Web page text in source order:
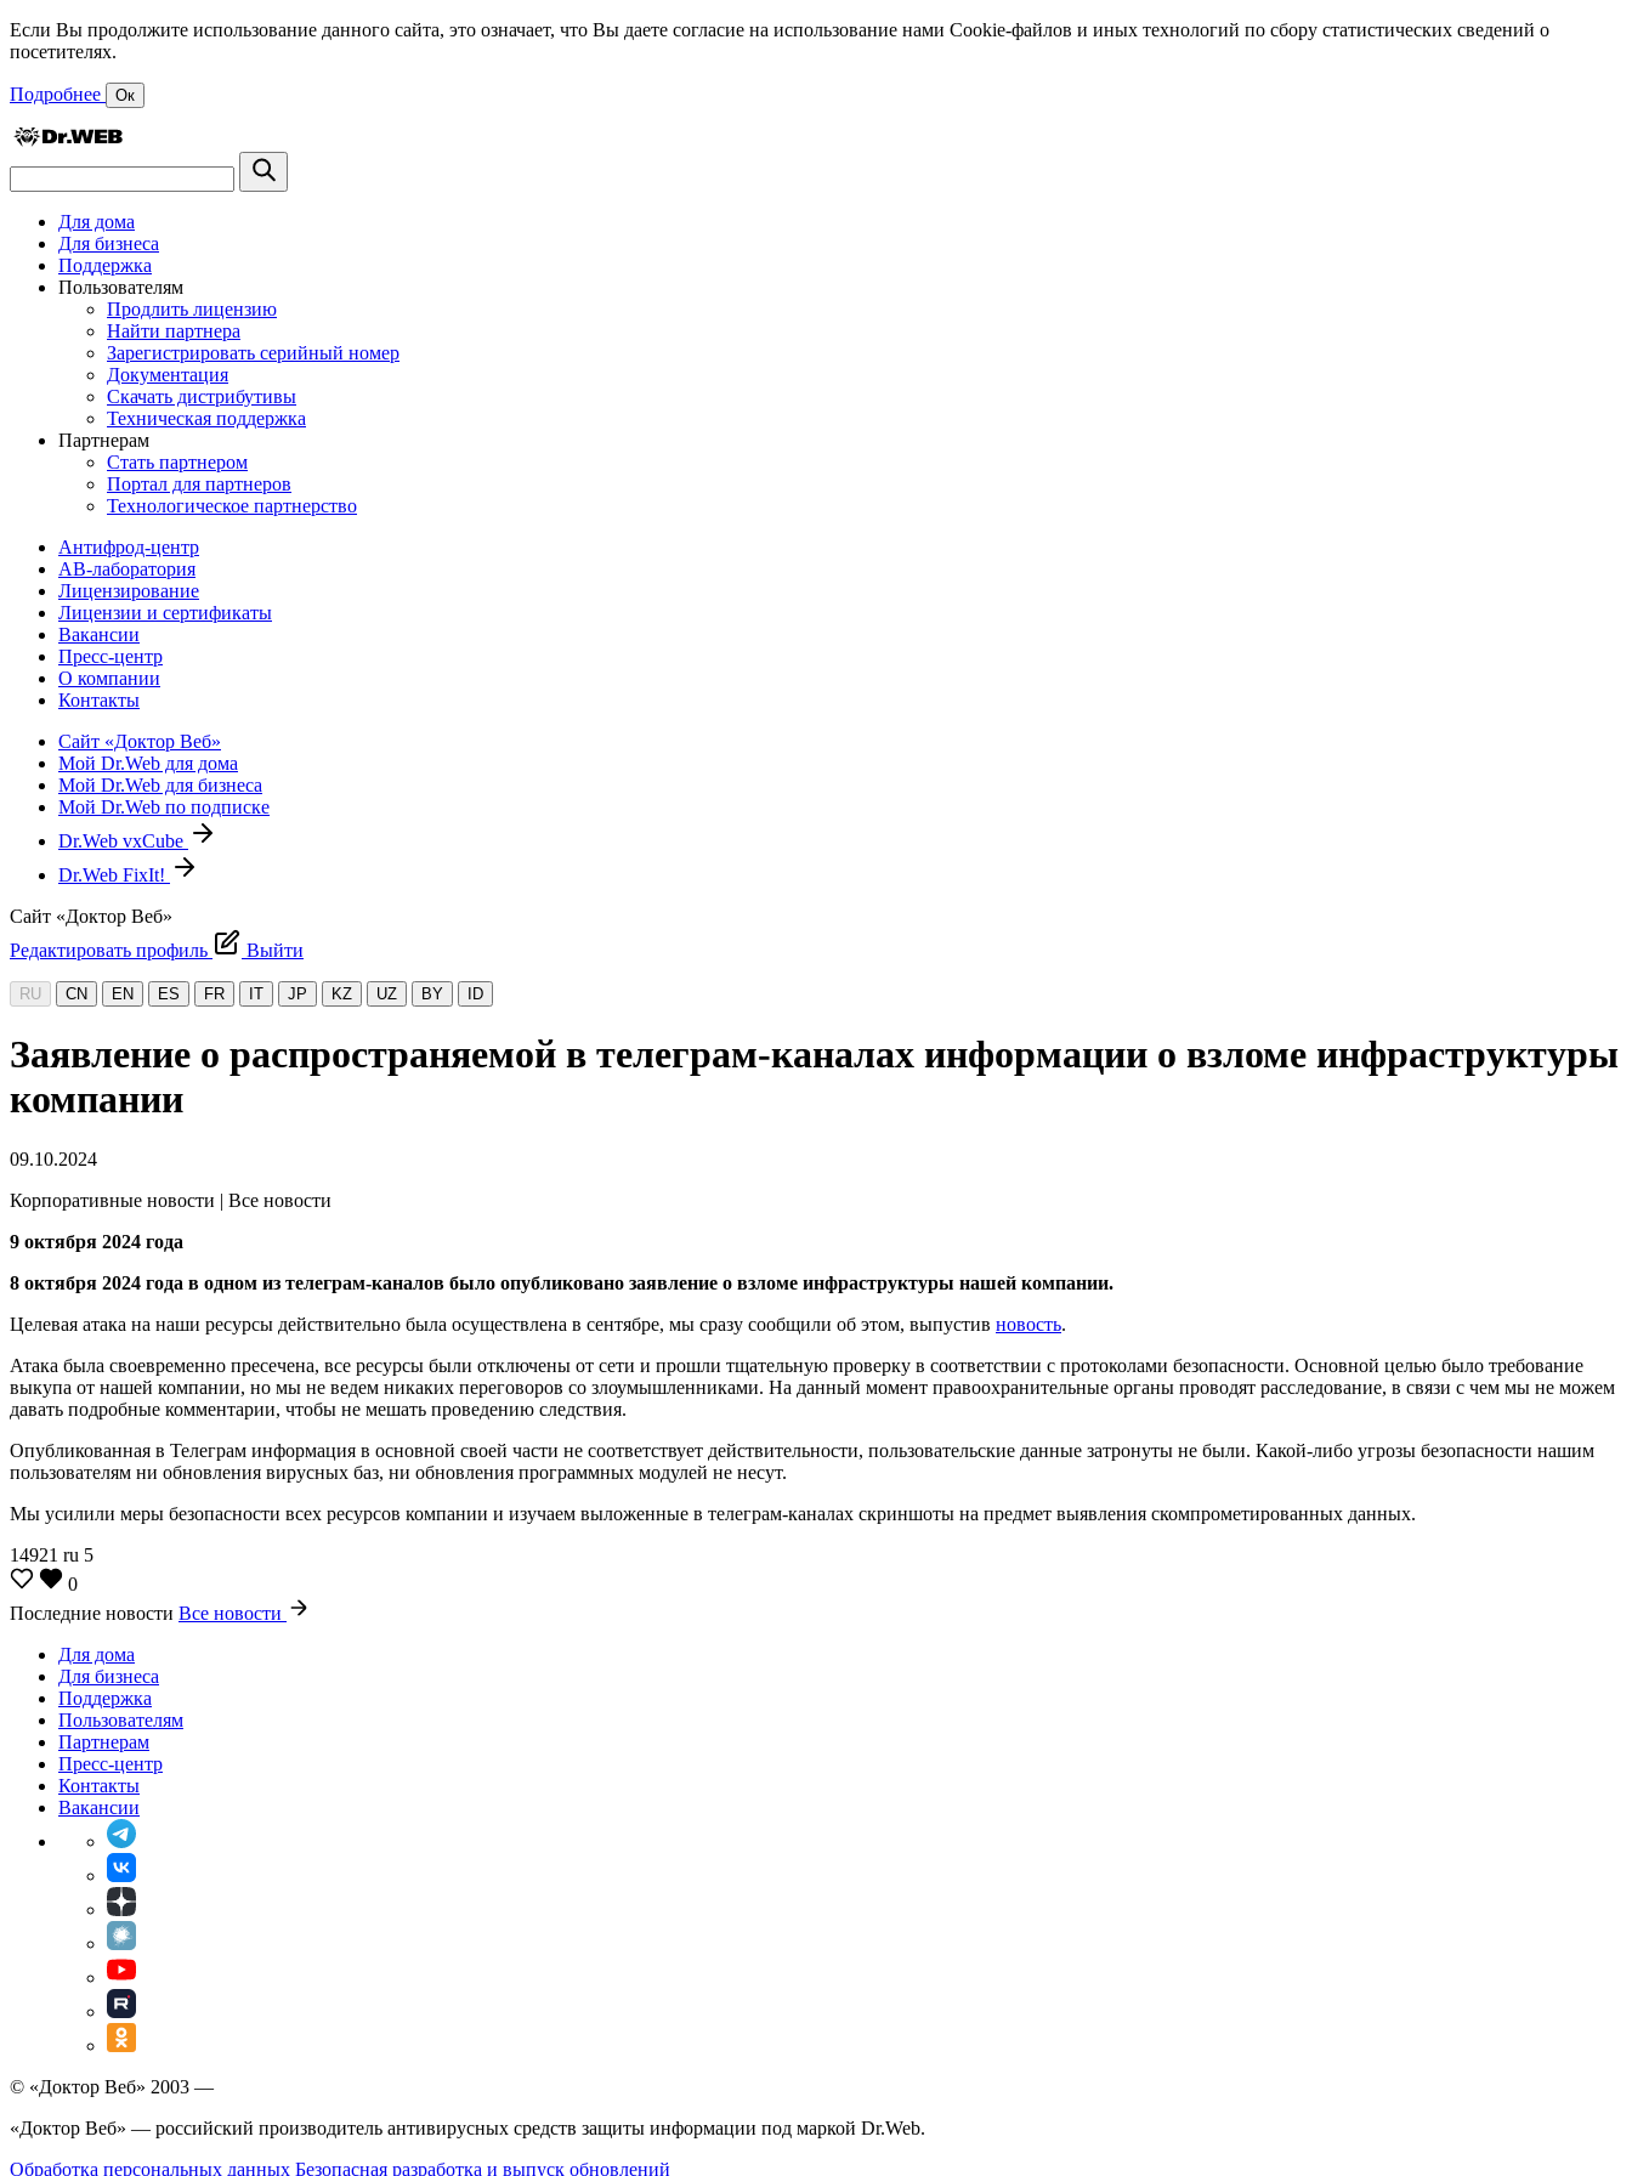
Если Вы продолжите использование данного сайта, это означает, что Вы даете согласие на использование нами Cookie-файлов и иных технологий по сбору статистических сведений о
посетителях.
Подробнее Ок
Для дома
Для бизнеса
Поддержка
Пользователям
Продлить лицензию
Найти партнера
Зарегистрировать серийный номер
Документация
Скачать дистрибутивы
Техническая поддержка
Партнерам
Стать партнером
Портал для партнеров
Технологическое партнерство
Антифрод-центр
АВ-лаборатория
Лицензирование
Лицензии и сертификаты
Вакансии
Пресс-центр
О компании
Контакты
Сайт «Доктор Веб»
Мой Dr.Web для дома
Мой Dr.Web для бизнеса
Мой Dr.Web по подписке
Dr.Web vxCube
Dr.Web FixIt!
Сайт «Доктор Веб»
Редактировать профиль
Выйти
RU CN EN ES FR IT JP KZ UZ BY ID
Заявление о распространяемой в телеграм-каналах информации о взломе инфраструктуры
компании
09.10.2024
Корпоративные новости | Все новости
9 октября 2024 года
8 октября 2024 года в одном из телеграм-каналов было опубликовано заявление о взломе инфраструктуры нашей компании.
Целевая атака на наши ресурсы действительно была осуществлена в сентябре, мы сразу сообщили об этом, выпустив новость.
Атака была своевременно пресечена, все ресурсы были отключены от сети и прошли тщательную проверку в соответствии с протоколами безопасности. Основной целью было требование
выкупа от нашей компании, но мы не ведем никаких переговоров со злоумышленниками. На данный момент правоохранительные органы проводят расследование, в связи с чем мы не можем
давать подробные комментарии, чтобы не мешать проведению следствия.
Опубликованная в Телеграм информация в основной своей части не соответствует действительности, пользовательские данные затронуты не были. Какой-либо угрозы безопасности нашим
пользователям ни обновления вирусных баз, ни обновления программных модулей не несут.
Мы усилили меры безопасности всех ресурсов компании и изучаем выложенные в телеграм-каналах скриншоты на предмет выявления скомпрометированных данных.
14921 ru 5
0
Последние новости Все новости
Для дома
Для бизнеса
Поддержка
Пользователям
Партнерам
Пресс-центр
Контакты
Вакансии
© «Доктор Веб» 2003 —
«Доктор Веб» — российский производитель антивирусных средств защиты информации под маркой Dr.Web.
Обработка персональных данных Безопасная разработка и выпуск обновлений